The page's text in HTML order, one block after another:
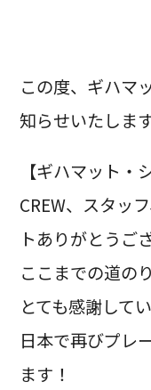
この度、ギハマ
知らせいたします
【ギハマット・
CREW、スタッ
トありがとうご
ここまでの道の
とても感謝してい
日本で再びプレ
ます！